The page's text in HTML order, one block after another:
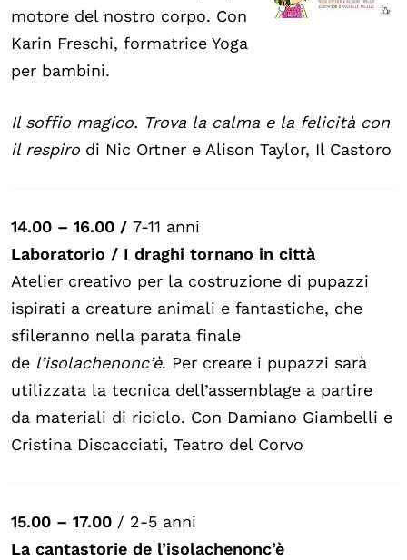
motore del nostro corpo. Con
Karin Freschi, formatrice Yoga
per bambini.
Il soffio magico. Trova la calma e la felicità con
il respiro di Nic Ortner e Alison Taylor, Il Castoro
14.00 – 16.00 / 7-11 anni
Laboratorio / I draghi tornano in città
Atelier creativo per la costruzione di pupazzi
ispirati a creature animali e fantastiche, che
sfileranno nella parata finale
de l’isolachenonc’è. Per creare i pupazzi sarà
utilizzata la tecnica dell’assemblage a partire
da materiali di riciclo. Con Damiano Giambelli e
Cristina Discacciati, Teatro del Corvo
15.00 – 17.00 / 2-5 anni
La cantastorie de l’isolachenonc’è